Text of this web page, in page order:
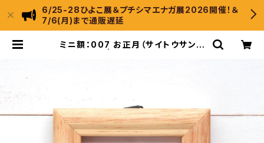
6/25-28ひよこ展＆プチシマエナガ展2026開催！＆
7/6(月)まで通販遅延
ミニ額：007 お正月（サイトウサンと